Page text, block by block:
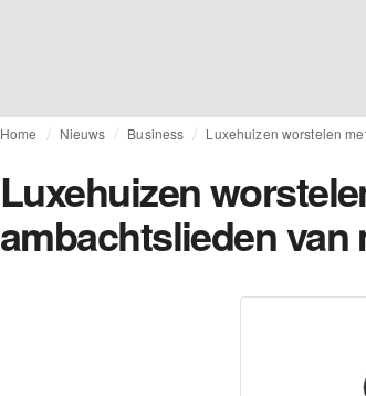
Home Nieuws Business Luxehuizen worstelen
Luxehuizen
ambachtslieden van